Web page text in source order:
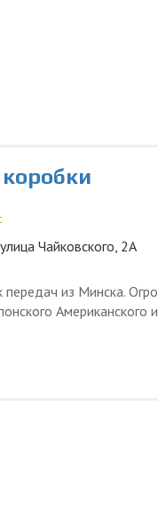
Чайковского, 2А
из Минска.
Американского и